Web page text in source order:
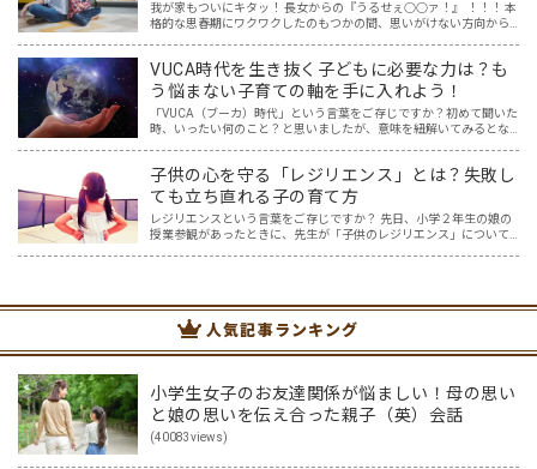
我が家もついにキタッ！ 長女からの『うるせぇ○○ァ！』 ！！！ 本
格的な思春期にワクワクしたのもつかの間、思いがけない方向から
VUCA時代を生き抜く子どもに必要な力は？も
う悩まない子育ての軸を手に入れよう！
「VUCA（ブーカ）時代」という言葉をご存じですか？初めて聞いた
時、いったい何のこと？と思いましたが、意味を紐解いてみるとな
子供の心を守る「レジリエンス」とは？失敗し
ても立ち直れる子の育て方
レジリエンスという言葉をご存じですか？ 先日、小学２年生の娘の
授業参観があったときに、先生が「子供のレジリエンス」について
人気記事ランキング
小学生女子のお友達関係が悩ましい！母の思い
と娘の思いを伝え合った親子（英）会話
(40083views)